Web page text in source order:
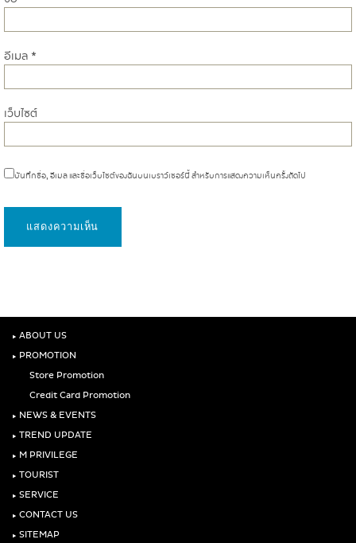
อีเมล *
เว็บไซต์
บันทึกชื่อ, อีเมล และชื่อเว็บไซต์ของฉันบนเบราว์เซอร์นี้ สำหรับการแสดงความเห็นครั้งถัดไป
‣ ABOUT US
‣ PROMOTION
Store Promotion
Credit Card Promotion
‣ NEWS & EVENTS
‣ TREND UPDATE
‣ M PRIVILEGE
‣ TOURIST
‣ SERVICE
‣ CONTACT US
‣ SITEMAP